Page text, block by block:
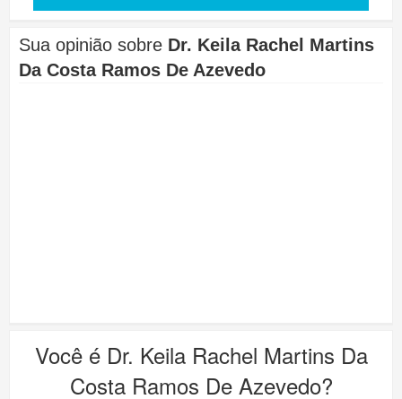
Sua opinião sobre Dr. Keila Rachel Martins
Da Costa Ramos De Azevedo
Você é Dr. Keila Rachel Martins Da
Costa Ramos De Azevedo?